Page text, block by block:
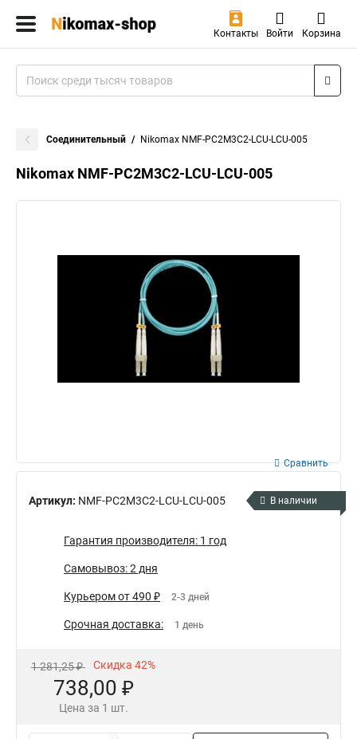
Контакты Войти Корзина
Соединительный Nikomax NMF-PC2M3C2-LCU-LCU-005
Nikomax NMF-PC2M3C2-LCU-LCU-005
Артикул: NMF-PC2M3C2-LCU-LCU-005
Сравнить
В наличии
Гарантия производителя: 1 год
Самовывоз: 2 дня
Курьером от 490 ₽ 2-3 дней
Срочная доставка: 1 день
1 281,25 ₽ Скидка 42%
738,00 ₽
Цена за 1 шт.